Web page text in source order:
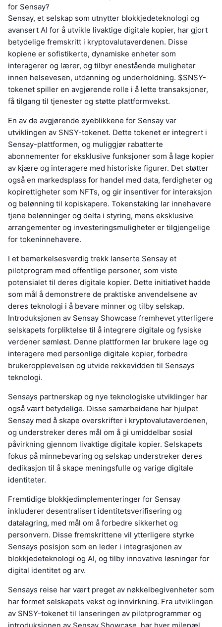
for Sensay?
Sensay, et selskap som utnytter blokkjedeteknologi og
avansert AI for å utvikle livaktige digitale kopier, har gjort
betydelige fremskritt i kryptovalutaverdenen. Disse
kopiene er sofistikerte, dynamiske enheter som
interagerer og lærer, og tilbyr enestående muligheter
innen helsevesen, utdanning og underholdning. $SNSY-
tokenet spiller en avgjørende rolle i å lette transaksjoner,
få tilgang til tjenester og støtte plattformvekst.
En av de avgjørende øyeblikkene for Sensay var
utviklingen av SNSY-tokenet. Dette tokenet er integrert i
Sensay-plattformen, og muliggjør rabatterte
abonnementer for eksklusive funksjoner som å lage kopier
av kjære og interagere med historiske figurer. Det støtter
også en markedsplass for handel med data, ferdigheter og
kopirettigheter som NFTs, og gir insentiver for interaksjon
og belønning til kopiskapere. Tokenstaking lar innehavere
tjene belønninger og delta i styring, mens eksklusive
arrangementer og investeringsmuligheter er tilgjengelige
for tokeninnehavere.
I et bemerkelsesverdig trekk lanserte Sensay et
pilotprogram med offentlige personer, som viste
potensialet til deres digitale kopier. Dette initiativet hadde
som mål å demonstrere de praktiske anvendelsene av
deres teknologi i å bevare minner og tilby selskap.
Introduksjonen av Sensay Showcase fremhevet ytterligere
selskapets forpliktelse til å integrere digitale og fysiske
verdener sømløst. Denne plattformen lar brukere lage og
interagere med personlige digitale kopier, forbedre
brukeropplevelsen og utvide rekkevidden til Sensays
teknologi.
Sensays partnerskap og nye teknologiske utviklinger har
også vært betydelige. Disse samarbeidene har hjulpet
Sensay med å skape overskrifter i kryptovalutaverdenen,
og understreker deres mål om å gi umiddelbar sosial
påvirkning gjennom livaktige digitale kopier. Selskapets
fokus på minnebevaring og selskap understreker deres
dedikasjon til å skape meningsfulle og varige digitale
identiteter.
Fremtidige blokkjedimplementeringer for Sensay
inkluderer desentralisert identitetsverifisering og
datalagring, med mål om å forbedre sikkerhet og
personvern. Disse fremskrittene vil ytterligere styrke
Sensays posisjon som en leder i integrasjonen av
blokkjedeteknologi og AI, og tilby innovative løsninger for
digital identitet og arv.
Sensays reise har vært preget av nøkkelbegivenheter som
har formet selskapets vekst og innvirkning. Fra utviklingen
av SNSY-tokenet til lanseringen av pilotprogrammer og